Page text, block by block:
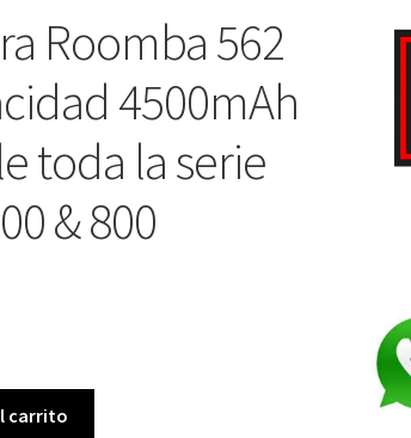
Roomba 562
4500mAh
toda la serie
& 800
carrito